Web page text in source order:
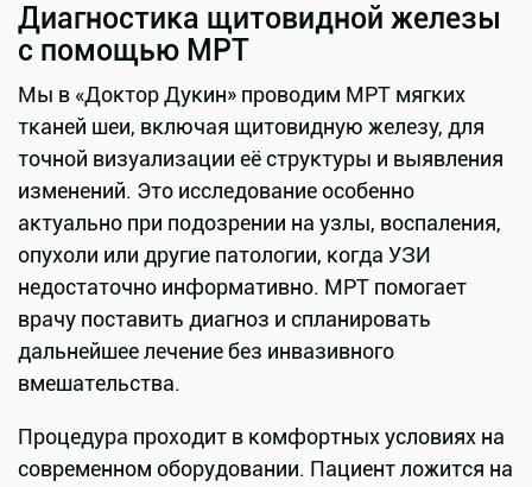
Диагностика щитовидной железы
с помощью МРТ
Мы в «Доктор Дукин» проводим МРТ мягких
тканей шеи, включая щитовидную железу, для
точной визуализации её структуры и выявления
изменений. Это исследование особенно
актуально при подозрении на узлы, воспаления,
опухоли или другие патологии, когда УЗИ
недостаточно информативно. МРТ помогает
врачу поставить диагноз и спланировать
дальнейшее лечение без инвазивного
вмешательства.
Процедура проходит в комфортных условиях на
современном оборудовании. Пациент ложится на